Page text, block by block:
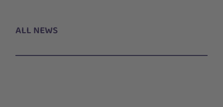
ALL NEWS